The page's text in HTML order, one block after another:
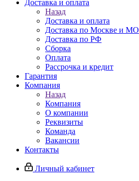
Доставка и оплата
Назад
Доставка и оплата
Доставка по Москве и МО
Доставка по РФ
Сборка
Оплата
Рассрочка и кредит
Гарантия
Компания
Назад
Компания
О компании
Реквизиты
Команда
Вакансии
Контакты
Личный кабинет